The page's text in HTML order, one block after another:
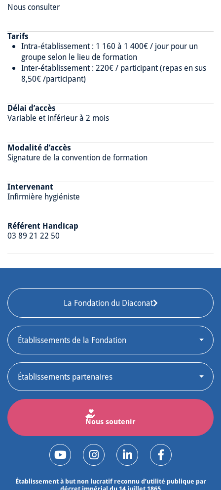
Nous consulter
Tarifs
Intra-établissement : 1 160 à 1 400€ / jour pour un
groupe selon le lieu de formation
Inter-établissement : 220€ / participant (repas en sus
8,50€ /participant)
Délai d’accès
Variable et inférieur à 2 mois
Modalité d’accès
Signature de la convention de formation
Intervenant
Infirmière hygiéniste
Référent Handicap
03 89 21 22 50
La Fondation du Diaconat
Nous soutenir
Établissement à but non lucratif reconnu d’utilité publique par